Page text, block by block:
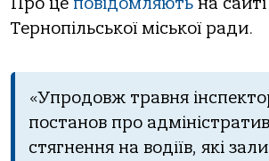
Тернопільської міської ради.
«Упродовж травня
постанов про
стягнення на водіїв, які